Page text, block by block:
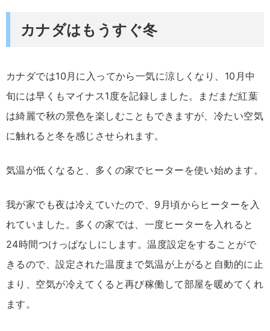
カナダはもうすぐ冬
カナダでは10月に入ってから一気に涼しくなり、10月中
旬には早くもマイナス1度を記録しました。まだまだ紅葉
は綺麗で秋の景色を楽しむこともできますが、冷たい空気
に触れると冬を感じさせられます。
気温が低くなると、多くの家でヒーターを使い始めます。
我が家でも夜は冷えていたので、9月頃からヒーターを入
れていました。多くの家では、一度ヒーターを入れると
24時間つけっぱなしにします。温度設定をすることがで
きるので、設定された温度まで気温が上がると自動的に止
まり、空気が冷えてくると再び稼働して部屋を暖めてくれ
ます。